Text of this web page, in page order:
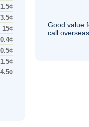
1.5¢
3.5¢
15¢
0.4¢
0.5¢
1.5¢
4.5¢
Good value
call